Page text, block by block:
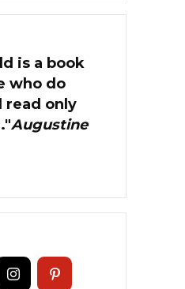
is a book
who do
read only
Augustine